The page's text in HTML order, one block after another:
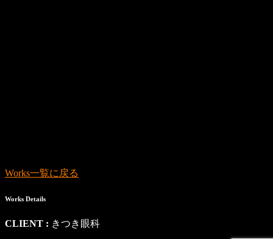
Works一覧に戻る
Works Details
CLIENT : きつき眼科